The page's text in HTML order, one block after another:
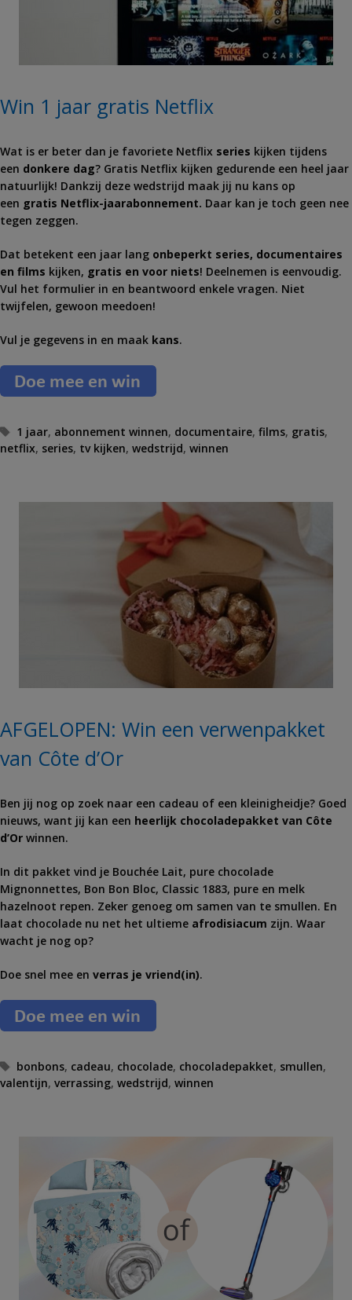
Win 1 jaar gratis Netflix
Wat is er beter dan je favoriete Netflix series kijken tijdens
een donkere dag? Gratis Netflix kijken gedurende een heel jaar
natuurlijk! Dankzij deze wedstrijd maak jij nu kans op
een gratis Netflix-jaarabonnement. Daar kan je toch geen nee
tegen zeggen.
Dat betekent een jaar lang onbeperkt series, documentaires
en films kijken, gratis en voor niets! Deelnemen is eenvoudig.
Vul het formulier in en beantwoord enkele vragen. Niet
twijfelen, gewoon meedoen!
Vul je gegevens in en maak kans.
T
a
1 jaar, abonnement winnen, documentaire,films, gratis,
netflix, series, tv kijken, wedstrijd, winnen
AFGELOPEN: Win een verwenpakket
van Côte d’Or
Ben jij nog op zoek naar een cadeau of een kleinigheidje? Goed
nieuws, want jij kan een heerlijk chocoladepakket van Côte
d’Or winnen.
In dit pakket vind je Bouchée Lait, pure chocolade
Mignonnettes, Bon Bon Bloc, Classic 1883, pure en melk
hazelnoot repen. Zeker genoeg om samen van te smullen. En
laat chocolade nu net het ultieme afrodisiacum zijn. Waar
wacht je nog op?
Doe snel mee en verras je vriend(in).
T
a
bonbons, cadeau, chocolade, chocoladepakket, smullen,
valentijn, verrassing, wedstrijd, winnen